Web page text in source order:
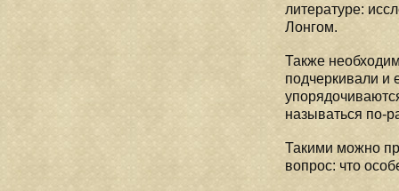
литературе:
Лонгом.
Также
подчеркивали и
называться по-
Такими можно
вопрос: что